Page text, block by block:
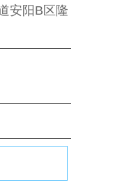
安阳B区隆